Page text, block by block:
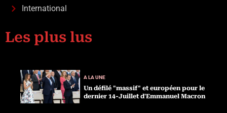
International
Les plus lus
A LA UNE
Un défilé "massif" et européen pour le
dernier 14-Juillet d'Emmanuel Macron